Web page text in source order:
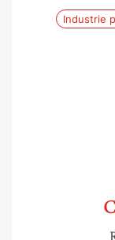
Industrie